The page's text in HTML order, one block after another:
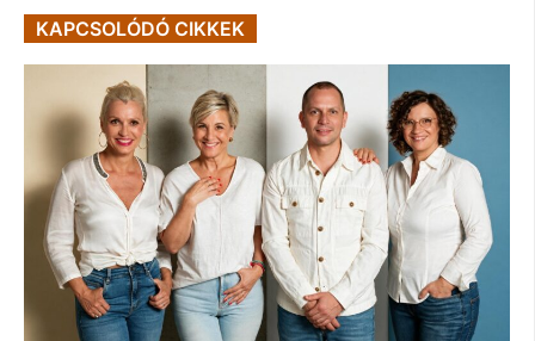
KAPCSOLÓDÓ CIKKEK